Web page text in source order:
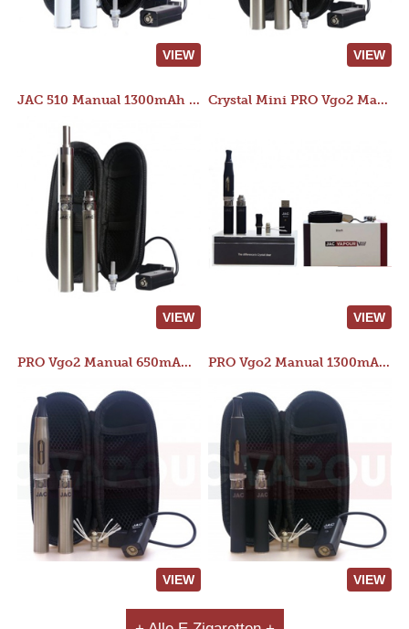
VIEW VIEW
JAC 510 Manual 1300mAh Starter Kit
VIEW
Crystal Mini PRO Vgo2 Manual 400mAh Kit
VIEW
PRO Vgo2 Manual 650mAh Kit
VIEW
PRO Vgo2 Manual 1300mAh Kit
VIEW